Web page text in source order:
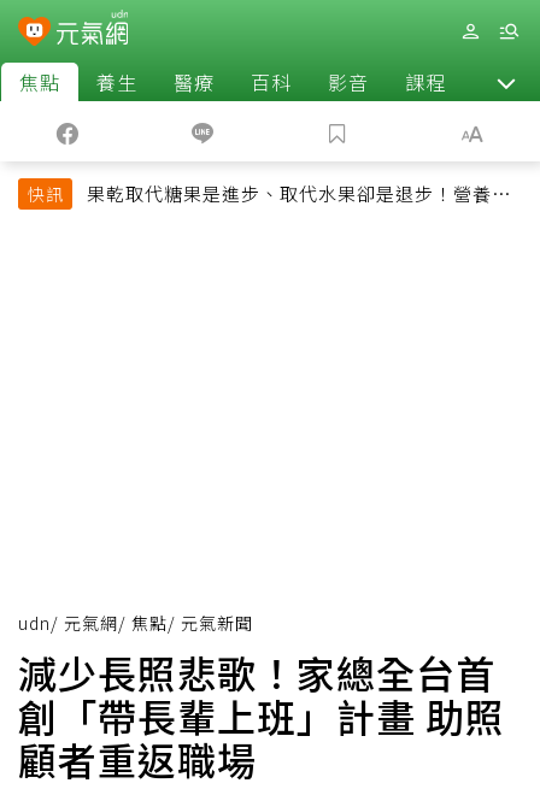
焦點 養生 醫療 百科 影音 課程 退休
快訊
果乾取代糖果是進步、取代水果卻是退步！營養師
udn/ 元氣網/ 焦點/ 元氣新聞
減少長照悲歌！家總全台首
創「帶長輩上班」計畫 助照
顧者重返職場